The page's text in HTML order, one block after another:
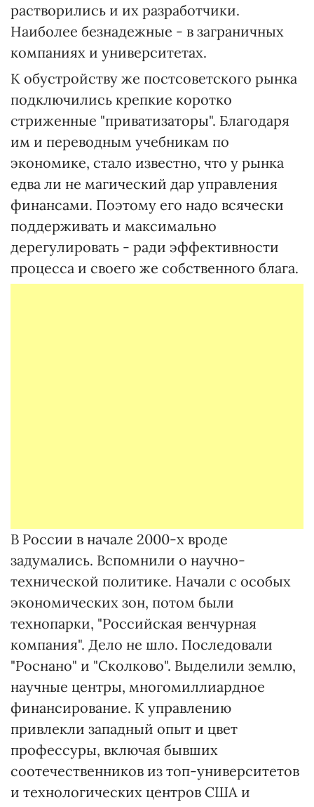
растворились и их разработчики.
Наиболее безнадежные - в заграничных
компаниях и университетах.
К обустройству же постсоветского рынка
подключились крепкие коротко
стриженные "приватизаторы". Благодаря
им и переводным учебникам по
экономике, стало известно, что у рынка
едва ли не магический дар управления
финансами. Поэтому его надо всячески
поддерживать и максимально
дерегулировать - ради эффективности
процесса и своего же собственного блага.
В России в начале 2000-х вроде
задумались. Вспомнили о научно-
технической политике. Начали с особых
экономических зон, потом были
технопарки, "Российская венчурная
компания". Дело не шло. Последовали
"Роснано" и "Сколково". Выделили землю,
научные центры, многомиллиардное
финансирование. К управлению
привлекли западный опыт и цвет
профессуры, включая бывших
соотечественников из топ-университетов
и технологических центров США и